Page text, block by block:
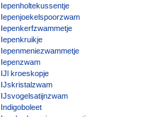
Iepenholtekussentje
Iepenjoekelspoorzwam
Iepenkerfzwammetje
Iepenkruikje
Iepenmeniezwammetje
Iepenzwam
IJl kroeskopje
IJskristalzwam
IJsvogelsatijnzwam
Indigoboleet